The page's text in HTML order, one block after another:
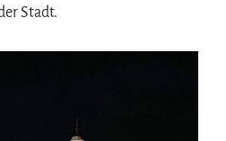
Stadt.